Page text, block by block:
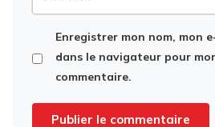
Enregistrer mon nom, mon
dans le navigateur pour
commentaire.